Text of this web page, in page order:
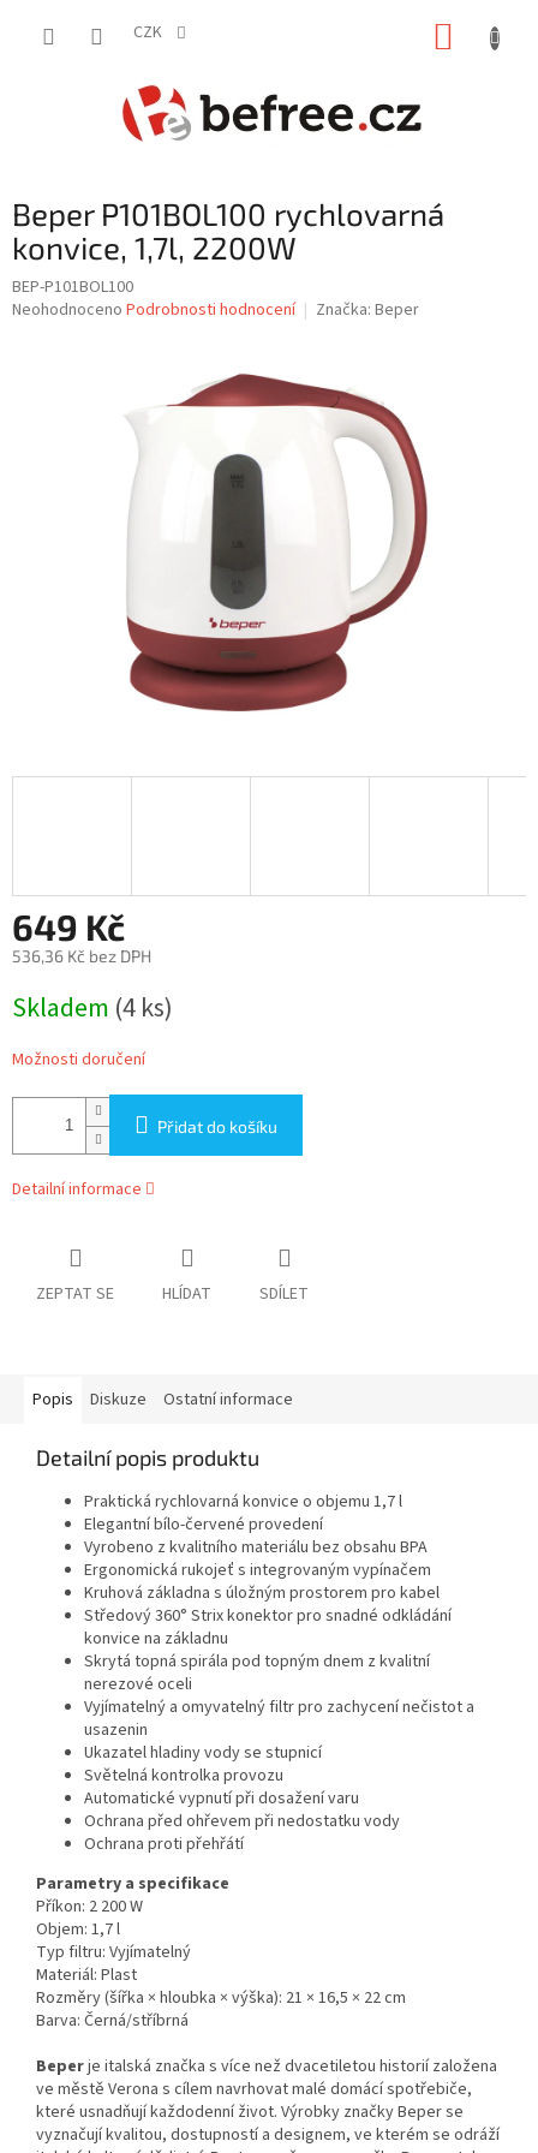
CZK
Beper P101BOL100 rychlovarná
konvice, 1,7l, 2200W
BEP-P101BOL100
Průměrné
Neohodnoceno Podrobnosti hodnocení Značka: Beper
649 Kč
536,36 Kč bez DPH
cena:
Skladem (4 ks)
Možnosti doručení
Přidat do košíku
Detailní informace
ZEPTAT SE HLÍDAT SDÍLET
Popis Diskuze Ostatní informace
Detailní popis produktu
Praktická rychlovarná konvice o objemu 1,7 l
Elegantní bílo-červené provedení
Vyrobeno z kvalitního materiálu bez obsahu BPA
Ergonomická rukojeť s integrovaným vypínačem
Kruhová základna s úložným prostorem pro kabel
Středový 360° Strix konektor pro snadné odkládání
konvice na základnu
Skrytá topná spirála pod topným dnem z kvalitní
nerezové oceli
Vyjímatelný a omyvatelný filtr pro zachycení nečistot a
usazenin
Ukazatel hladiny vody se stupnicí
Světelná kontrolka provozu
Automatické vypnutí při dosažení varu
Ochrana před ohřevem při nedostatku vody
Ochrana proti přehřátí
Parametry a specifikace
Příkon: 2 200 W
Objem: 1,7 l
Typ filtru: Vyjímatelný
Materiál: Plast
Rozměry (šířka × hloubka × výška): 21 × 16,5 × 22 cm
Barva: Černá/stříbrná
Beperje italská značka s více než dvacetiletou historií založena
ve městě Verona s cílem navrhovat malé domácí spotřebiče,
které usnadňují každodenní život. Výrobky značky Beper se
vyznačují kvalitou, dostupností a designem, ve kterém se odráží